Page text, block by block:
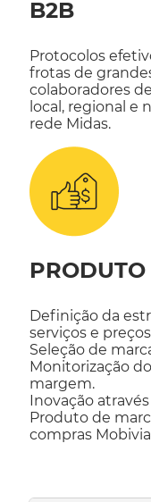
B2B
Protocolos
frotas de
colaboradores
local, regional e
rede Midas.
Definição da
serviços e
Seleção de
Monitorização
margem.
Inovação
Produto de
compras